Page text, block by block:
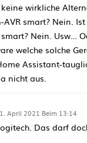
wirkliche
AVR smart? Nein.
Nein. Usw…
welche solche
Assistant-
nicht aus.
April 2021 Beim 13:14
Das darf